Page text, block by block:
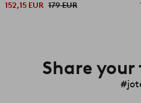
152,15 EUR 179 EUR
Share